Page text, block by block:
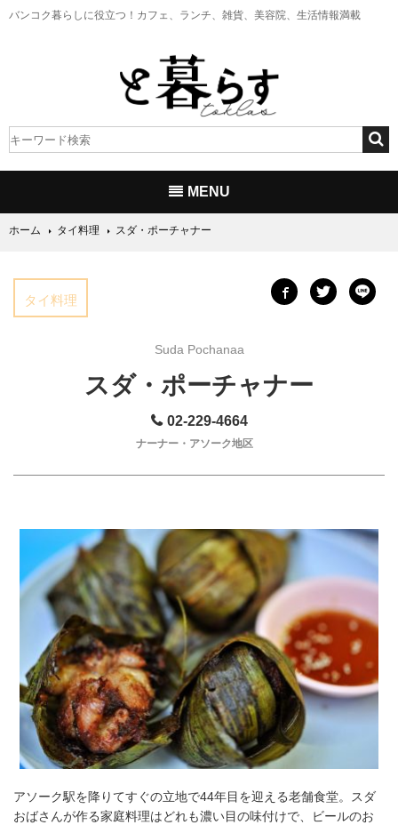
バンコク暮らしに役立つ！ カフェ、ランチ、雑貨、美容院、生活情報満載
MENU
ホーム タイ料理 スダ・ポーチャナー
タイ料理
Suda Pochanaa
スダ・ポーチャナー
02-229-4664
ナーナー・アソーク地区
アソーク駅を降りてすぐの立地で44年目を迎える老舗食堂。スダ
おばさんが作る家庭料理はどれも濃い目の味付けで、ビールのお